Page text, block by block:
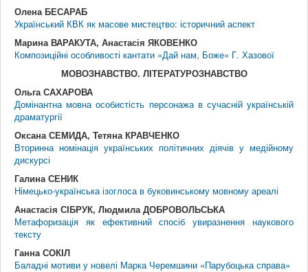
Олена БЕСАРАБ
Український КВК як масове мистецтво: історичний аспект
Марина ВАРАКУТА, Анастасія ЯКОВЕНКО
Композиційні особливості кантати «Дай нам, Боже» Г. Хазової
МОВОЗНАВСТВО. ЛIТЕРАТУРОЗНАВСТВО
Ольга САХАРОВА
Домінантна мовна особистість персонажа в сучасній українській
драматургії
Оксана СЕМИДА, Тетяна КРАВЧЕНКО
Вторинна номінація українських політичних діячів у медійному
дискурсі
Галина СЕНИК
Німецько-українська ізоглоса в буковинському мовному ареалі
Анастасія СІБРУК, Людмила ДОБРОВОЛЬСЬКА
Метафоризація як ефективний спосіб увиразнення наукового
тексту
Ганна СОКІЛ
Баладні мотиви у новелі Марка Черемшини «Парубоцька справа»